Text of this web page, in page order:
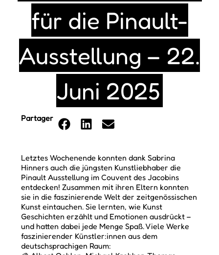
für die Pinault-
Ausstellung – 22.
Juni 2025
Partager
Letztes Wochenende konnten dank Sabrina
Hinners auch die jüngsten Kunstliebhaber die
Pinault Ausstellung im Couvent des Jacobins
entdecken! Zusammen mit ihren Eltern konnten
sie in die faszinierende Welt der zeitgenössischen
Kunst eintauchen. Sie lernten, wie Kunst
Geschichten erzählt und Emotionen ausdrückt –
und hatten dabei jede Menge Spaß. Viele Werke
faszinierender Künstler:innen aus dem
deutschsprachigen Raum: